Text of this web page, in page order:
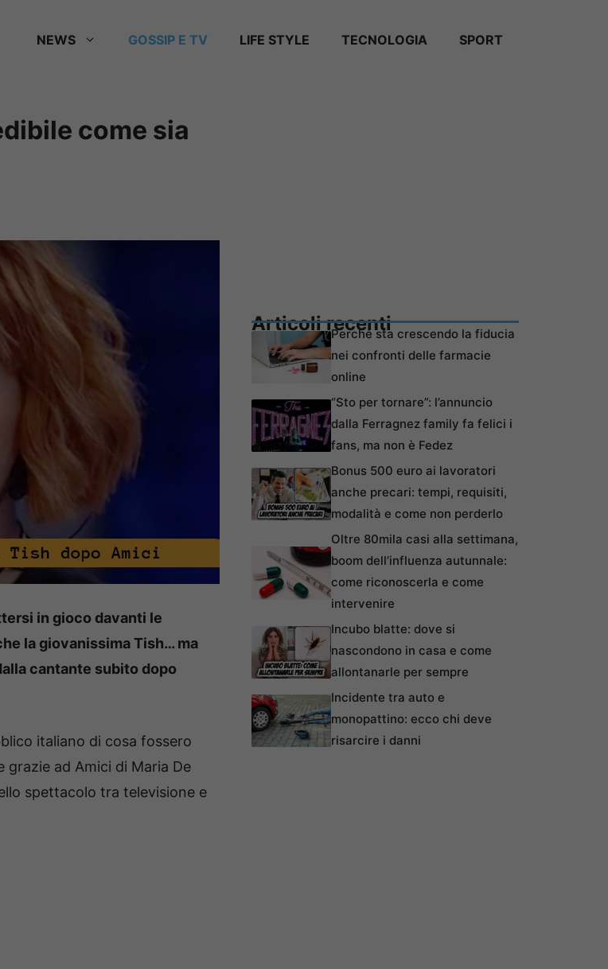
NEWS GOSSIP E TV LIFE STYLE TECNOLOGIA SPORT
come sia
in gioco davanti le
la giovanissima Tish… ma
cantante subito dopo
italiano di cosa fossero
ad Amici di Maria De
spettacolo tra televisione e
Articoli recentiPerché sta crescendo la fiducia
nei confronti delle farmacie
online
“Sto per tornare”: l’annuncio
dalla Ferragnez family fa felici i
fans, ma non è Fedez
Bonus 500 euro ai lavoratori
anche precari: tempi, requisiti,
modalità e come non perderlo
Oltre 80mila casi alla settimana,
boom dell’influenza autunnale:
come riconoscerla e come
intervenire
Incubo blatte: dove si
nascondono in casa e come
allontanarle per sempre
Incidente tra auto e
monopattino: ecco chi deve
risarcire i danni